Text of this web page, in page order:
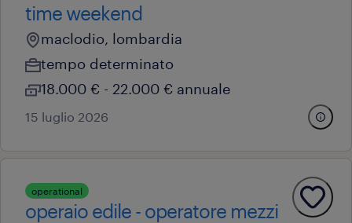
time weekend
maclodio, lombardia
tempo determinato
18.000 € - 22.000 € annuale
15 luglio 2026
operational
operaio edile - operatore mezzi